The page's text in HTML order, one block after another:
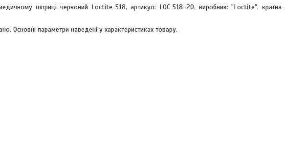
шприці червоний Loctite 518, артикул: LOC_518-20, виробник: "Loctite", країна-
Основні параметри наведені у характеристиках товару.